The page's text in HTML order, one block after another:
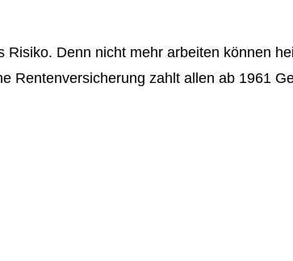
Risiko. Denn nicht mehr arbeiten können
Rentenversicherung zahlt allen ab 1961